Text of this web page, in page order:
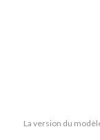
La version du